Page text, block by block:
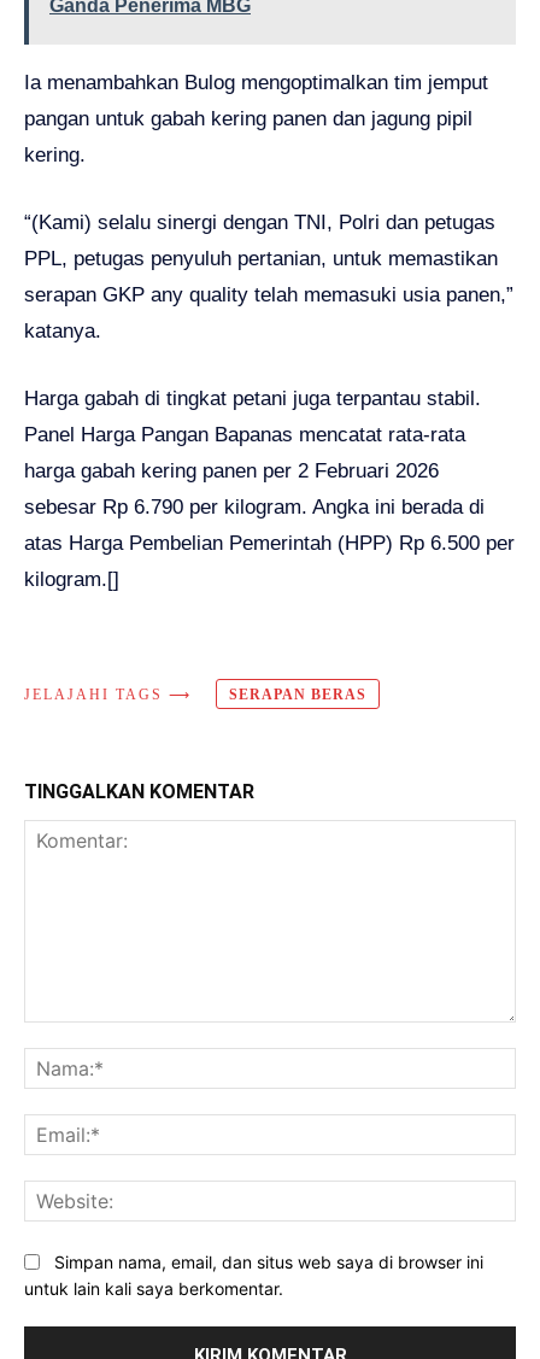
Ganda Penerima MBG
Ia menambahkan Bulog mengoptimalkan tim jemput
pangan untuk gabah kering panen dan jagung pipil
kering.
“(Kami) selalu sinergi dengan TNI, Polri dan petugas
PPL, petugas penyuluh pertanian, untuk memastikan
serapan GKP any quality telah memasuki usia panen,”
katanya.
Harga gabah di tingkat petani juga terpantau stabil.
Panel Harga Pangan Bapanas mencatat rata-rata
harga gabah kering panen per 2 Februari 2026
sebesar Rp 6.790 per kilogram. Angka ini berada di
atas Harga Pembelian Pemerintah (HPP) Rp 6.500 per
kilogram.[]
JELAJAHI TAGS ⟶ SERAPAN BERAS
TINGGALKAN KOMENTAR
Simpan nama, email, dan situs web saya di browser ini
untuk lain kali saya berkomentar.